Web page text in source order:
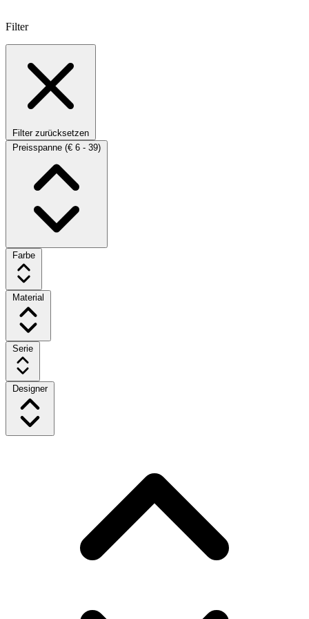
Filter
Filter zurücksetzen
Preisspanne (€ 6 - 39)
Farbe
Material
Serie
Designer